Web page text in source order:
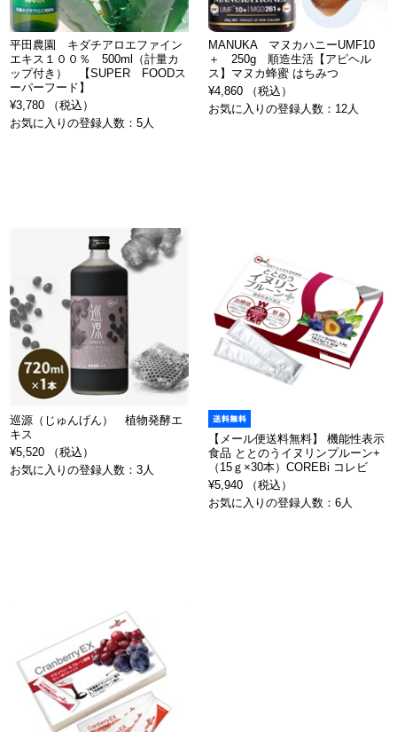
平田農園 キダチアロエファイン
エキス１００％ 500ml（計量カ
ップ付き） 【SUPER FOODス
ーパーフード】
¥3,780 （税込）
お気に入りの登録人数：5人
MANUKA マヌカハニーUMF10
＋ 250g 順造生活【アピヘル
ス】マヌカ蜂蜜 はちみつ
¥4,860 （税込）
お気に入りの登録人数：12人
巡源（じゅんげん） 植物発酵エ
キス
¥5,520 （税込）
お気に入りの登録人数：3人
【メール便送料無料】 機能性表示
食品 ととのうイヌリンプルーン+
（15ｇ×30本）COREBi コレビ
¥5,940 （税込）
お気に入りの登録人数：6人